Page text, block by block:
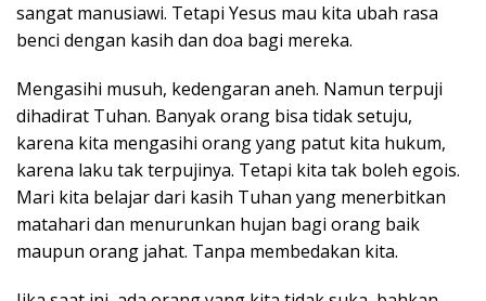
sangat manusiawi. Tetapi Yesus mau kita ubah rasa
benci dengan kasih dan doa bagi mereka.
Mengasihi musuh, kedengaran aneh. Namun terpuji
dihadirat Tuhan. Banyak orang bisa tidak setuju,
karena kita mengasihi orang yang patut kita hukum,
karena laku tak terpujinya. Tetapi kita tak boleh egois.
Mari kita belajar dari kasih Tuhan yang menerbitkan
matahari dan menurunkan hujan bagi orang baik
maupun orang jahat. Tanpa membedakan kita.